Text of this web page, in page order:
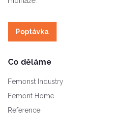
Poptávka
Co děláme
Femonst Industry
Femont Home
Reference